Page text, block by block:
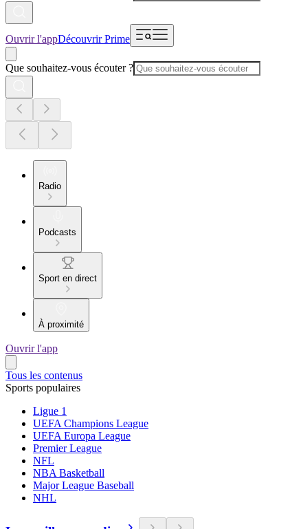
Ouvrir l'appDécouvrir Prime
Que souhaitez-vous écouter ?
Radio
Podcasts
Sport en direct
À proximité
Ouvrir l'app
Tous les contenus
Sports populaires
Ligue 1
UEFA Champions League
UEFA Europa League
Premier League
NFL
NBA Basketball
Major League Baseball
NHL